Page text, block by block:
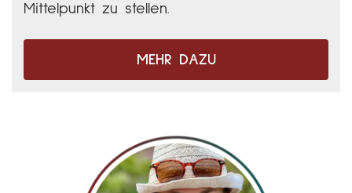
Mittelpunkt zu stellen.
MEHR DAZU